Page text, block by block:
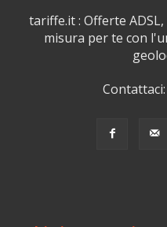
tariffe.it : Offerte
misura per te con
Contattaci: